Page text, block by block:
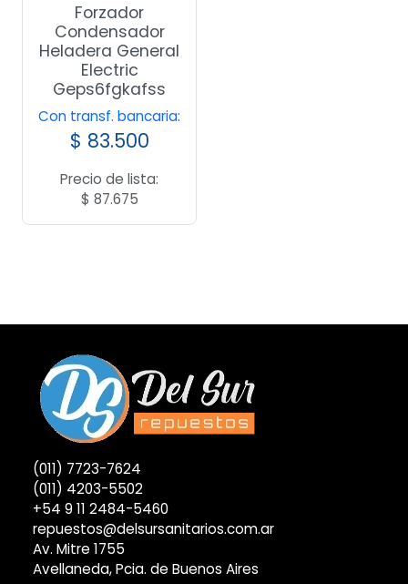
Forzador
Condensador
Heladera General
Electric
Geps6fgkafss
Con transf. bancaria:
$ 83.500
Precio de lista:
$ 87.675
(011) 7723-7624
(011) 4203-5502
+54 9 11 2484-5460
repuestos@delsursanitarios.com.ar
Av. Mitre 1755
Avellaneda, Pcia. de Buenos Aires